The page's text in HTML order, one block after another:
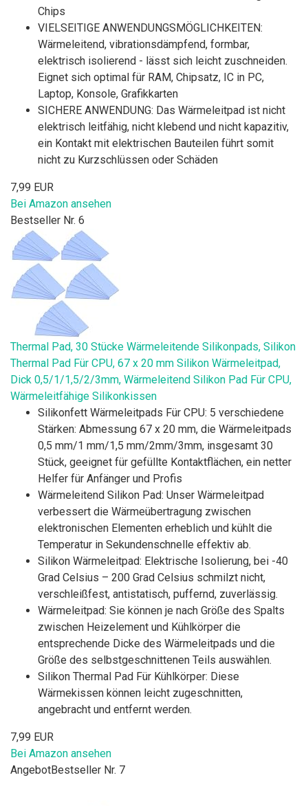
Chips
VIELSEITIGE ANWENDUNGSMÖGLICHKEITEN:
Wärmeleitend, vibrationsdämpfend, formbar,
elektrisch isolierend - lässt sich leicht zuschneiden.
Eignet sich optimal für RAM, Chipsatz, IC in PC,
Laptop, Konsole, Grafikkarten
SICHERE ANWENDUNG: Das Wärmeleitpad ist nicht
elektrisch leitfähig, nicht klebend und nicht kapazitiv,
ein Kontakt mit elektrischen Bauteilen führt somit
nicht zu Kurzschlüssen oder Schäden
7,99 EUR
Bei Amazon ansehen
Bestseller Nr. 6
Thermal Pad, 30 Stücke Wärmeleitende Silikonpads, Silikon
Thermal Pad Für CPU, 67 x 20 mm Silikon Wärmeleitpad,
Dick 0,5/1/1,5/2/3mm, Wärmeleitend Silikon Pad Für CPU,
Wärmeleitfähige Silikonkissen
Silikonfett Wärmeleitpads Für CPU: 5 verschiedene
Stärken: Abmessung 67 x 20 mm, die Wärmeleitpads
0,5 mm/1 mm/1,5 mm/2mm/3mm, insgesamt 30
Stück, geeignet für gefüllte Kontaktflächen, ein netter
Helfer für Anfänger und Profis
Wärmeleitend Silikon Pad: Unser Wärmeleitpad
verbessert die Wärmeübertragung zwischen
elektronischen Elementen erheblich und kühlt die
Temperatur in Sekundenschnelle effektiv ab.
Silikon Wärmeleitpad: Elektrische Isolierung, bei -40
Grad Celsius – 200 Grad Celsius schmilzt nicht,
verschleißfest, antistatisch, puffernd, zuverlässig.
Wärmeleitpad: Sie können je nach Größe des Spalts
zwischen Heizelement und Kühlkörper die
entsprechende Dicke des Wärmeleitpads und die
Größe des selbstgeschnittenen Teils auswählen.
Silikon Thermal Pad Für Kühlkörper: Diese
Wärmekissen können leicht zugeschnitten,
angebracht und entfernt werden.
7,99 EUR
Bei Amazon ansehen
AngebotBestseller Nr. 7